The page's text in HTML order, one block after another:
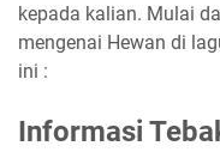
kepada kalian. Mulai
mengenai Hewan di
ini :
Informasi